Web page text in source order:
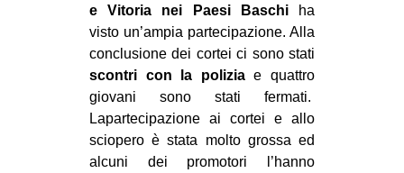
e Vitoria nei Paesi Baschiha
visto un’ampia partecipazione. Alla
conclusione dei cortei ci sono stati
scontri con la poliziae quattro
giovani sono stati fermati.
Lapartecipazione ai cortei e allo
sciopero è stata molto grossa ed
alcuni dei promotori l’hanno